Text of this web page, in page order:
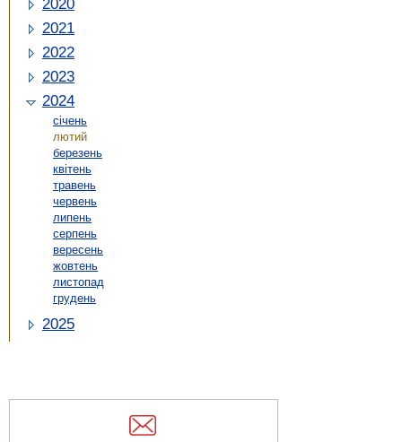
2020
2021
2022
2023
2024
січень
лютий
березень
квітень
травень
червень
липень
серпень
вересень
жовтень
листопад
грудень
2025